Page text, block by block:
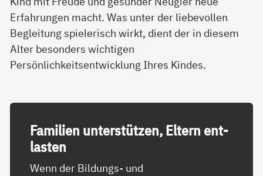
Erfahrungen macht. Was unter der liebevollen
Begleitung spielerisch wirkt, dient der in diesem
Alter besonders wichtigen
Persönlichkeitsentwicklung Ihres Kindes.
Fa­mi­li­en un­ter­stüt­zen, El­tern ent­
las­ten
Wenn der Bildungs- und